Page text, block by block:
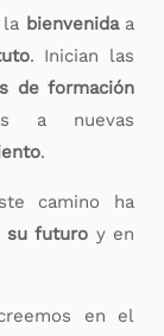
la bienvenidaa
. Inician las
de formación
a nuevas
.
camino ha
su futuro y en
en el